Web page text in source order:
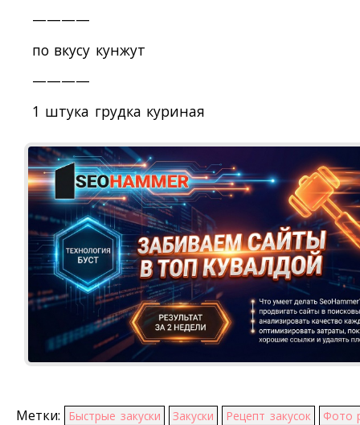
————
по вкусу кунжут
————
1 штука грудка куриная
Метки: Быстрые закуски Закуски Рецепт закусок Фото